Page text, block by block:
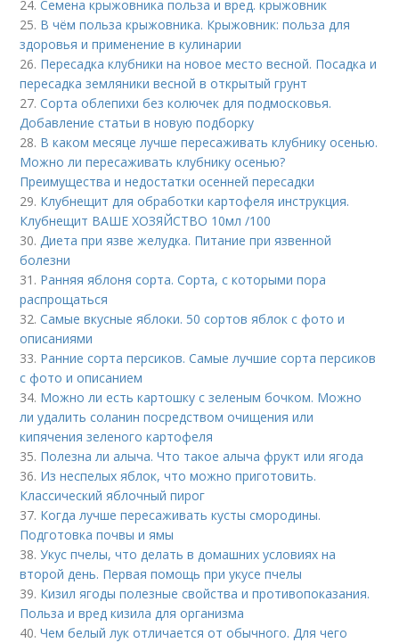
24.Семена крыжовника польза и вред. крыжовник
25. В чём польза крыжовника. Крыжовник: польза для
здоровья и применение в кулинарии
26. Пересадка клубники на новое место весной. Посадка и
пересадка земляники весной в открытый грунт
27.Сорта облепихи без колючек для подмосковья.
Добавление статьи в новую подборку
28. В каком месяце лучше пересаживать клубнику осенью.
Можно ли пересаживать клубнику осенью?
Преимущества и недостатки осенней пересадки
29. Клубнещит для обработки картофеля инструкция.
Клубнещит ВАШЕ ХОЗЯЙСТВО 10мл /100
30.Диета при язве желудка. Питание при язвенной
болезни
31. Ранняя яблоня сорта. Сорта, с которыми пора
распрощаться
32.Самые вкусные яблоки. 50 сортов яблок с фото и
описаниями
33. Ранние сорта персиков. Самые лучшие сорта персиков
с фото и описанием
34. Можно ли есть картошку с зеленым бочком. Можно
ли удалить соланин посредством очищения или
кипячения зеленого картофеля
35. Полезна ли алыча. Что такое алыча фрукт или ягода
36. Из неспелых яблок, что можно приготовить.
Классический яблочный пирог
37. Когда лучше пересаживать кусты смородины.
Подготовка почвы и ямы
38.Укус пчелы, что делать в домашних условиях на
второй день. Первая помощь при укусе пчелы
39. Кизил ягоды полезные свойства и противопоказания.
Польза и вред кизила для организма
40.Чем белый лук отличается от обычного. Для чего